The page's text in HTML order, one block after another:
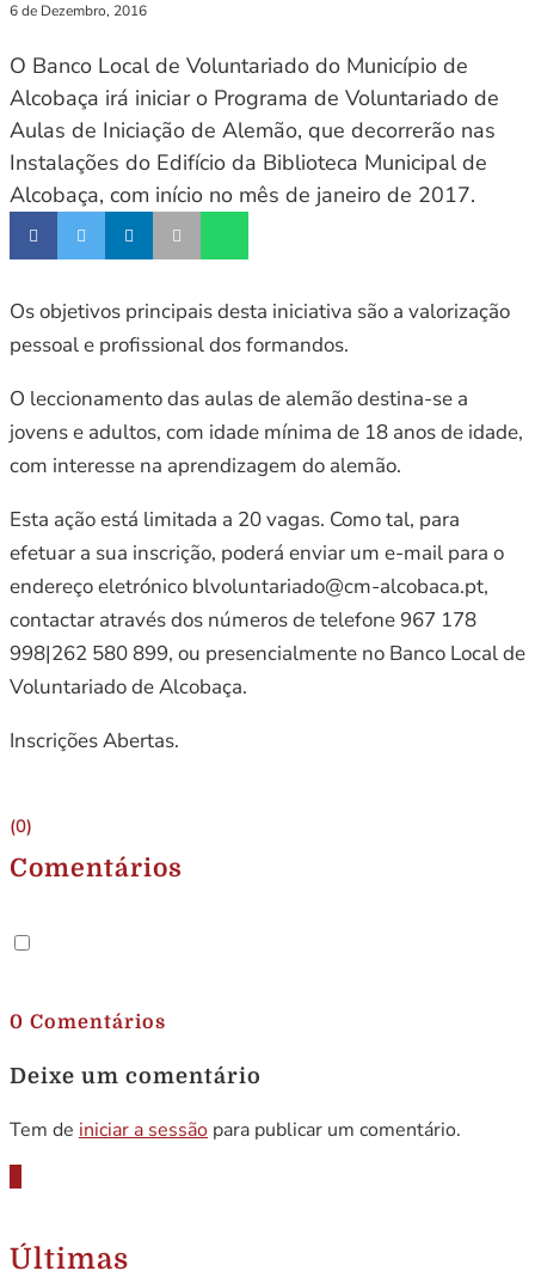
6 de Dezembro, 2016
O Banco Local de Voluntariado do Município de
Alcobaça irá iniciar o Programa de Voluntariado de
Aulas de Iniciação de Alemão, que decorrerão nas
Instalações do Edifício da Biblioteca Municipal de
Alcobaça, com início no mês de janeiro de 2017.
Os objetivos principais desta iniciativa são a valorização
pessoal e profissional dos formandos.
O leccionamento das aulas de alemão destina-se a
jovens e adultos, com idade mínima de 18 anos de idade,
com interesse na aprendizagem do alemão.
Esta ação está limitada a 20 vagas. Como tal, para
efetuar a sua inscrição, poderá enviar um e-mail para o
endereço eletrónico blvoluntariado@cm-alcobaca.pt,
contactar através dos números de telefone 967 178
998|262 580 899, ou presencialmente no Banco Local de
Voluntariado de Alcobaça.
Inscrições Abertas.
(0)
Comentários
0 Comentários
Deixe um comentário
Tem de iniciar a sessão para publicar um comentário.
Últimas